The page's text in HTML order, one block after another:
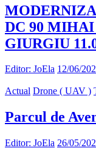
DC 90
GIURGIU
Editor: JoEla 12/06/
Actual Drone ( UAV )
Parcul de
Editor: JoEla 26/05/